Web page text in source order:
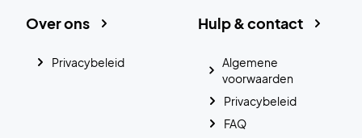
Hulp & contact
Algemene
voorwaarden
Privacybeleid
FAQ
Over ons
Privacybeleid